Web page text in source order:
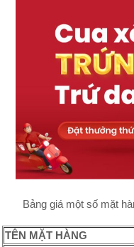
Bảng giá một số mặt
TÊN MẶT HÀNG